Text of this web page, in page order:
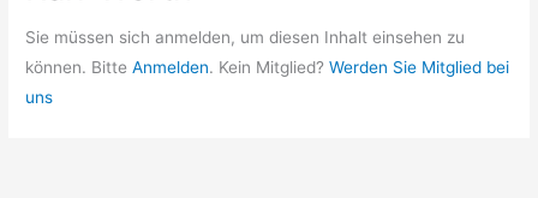
Sie müssen sich anmelden, um diesen Inhalt einsehen zu
können. BitteAnmelden. Kein Mitglied?Werden Sie Mitglied bei
uns